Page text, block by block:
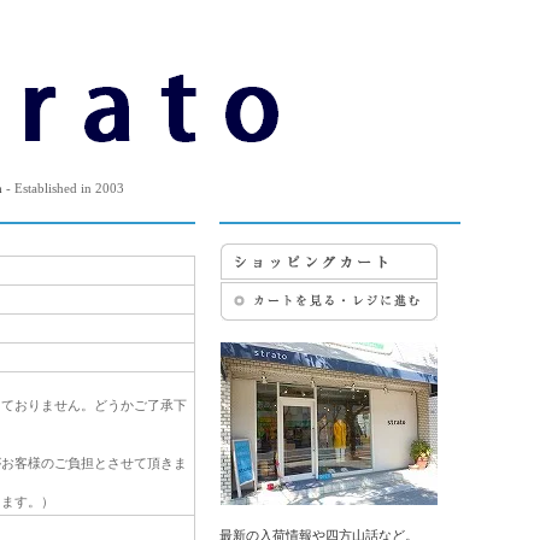
- Established in 2003
おりません。どうかご了承下
客様のご負担とさせて頂きま
す。）
最新の入荷情報や四方山話など。